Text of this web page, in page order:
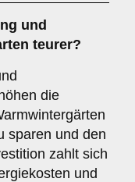
und
teurer?
die
sparen und den
zahlt sich
und